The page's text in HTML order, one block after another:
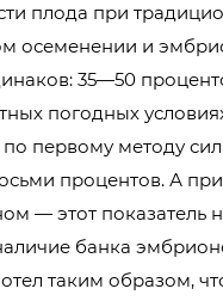
плода при
осеменении и
35—50
погодных
первому методу
процентов. А при
— этот показатель
банка
таким образом,